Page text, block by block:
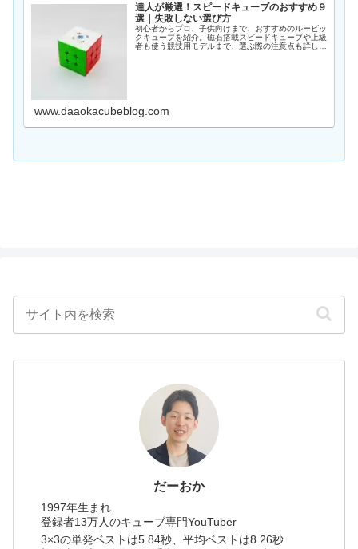
達人が厳選！スピードキューブのおすすめ９
選｜失敗しない選び方
初心者からプロ、子供向けまで、おすすめのルービッ
クキューブを紹介。磁石搭載スピードキューブや上級
者も使う競技用モデルまで、選ぶ際の注意点も詳しく
www.daaokacubeblog.com
だーおか
1997年生まれ
登録者13万人のキューブ専門YouTuber
3×3の単発ベストは5.84秒、平均ベストは8.26秒